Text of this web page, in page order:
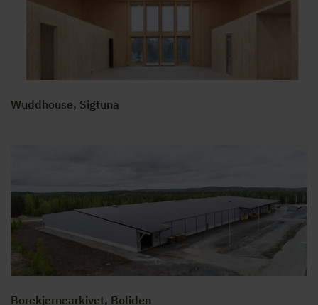
Wuddhouse, Sigtuna
Borekjernearkivet, Boliden